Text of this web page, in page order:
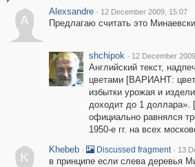
A
Alexsandre · 12 December 2009, 15:07
Предлагаю считать это
shchipok · 12 December
Английский текст,
цветами [ВАРИАНТ:
избытки урожая и
доходит до 1
официально равнялся
1950-е гг. на всех
K
Khebeb · Discussed fragment · 13
в принципе если слева деревья